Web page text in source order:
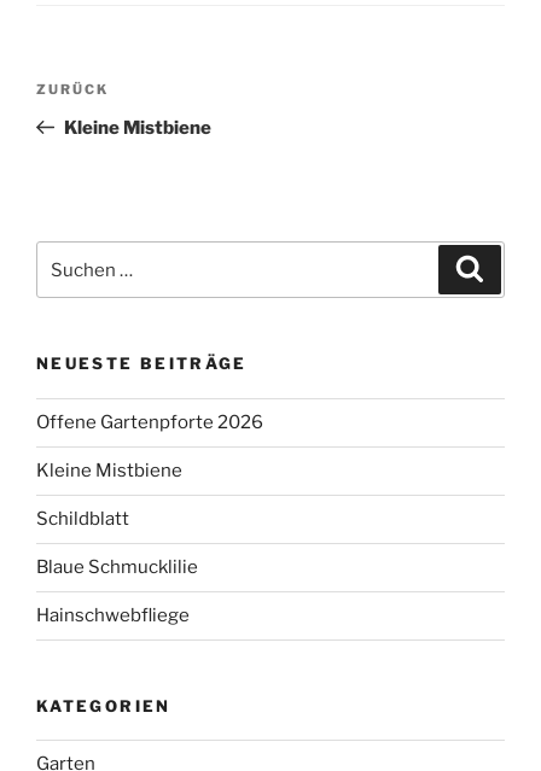
Beitragsnavigation
Vorheriger
Beitrag
ZURÜCK
Kleine Mistbiene
nach:
NEUESTE BEITRÄGE
Offene Gartenpforte 2026
Kleine Mistbiene
Schildblatt
Blaue Schmucklilie
Hainschwebfliege
KATEGORIEN
Garten